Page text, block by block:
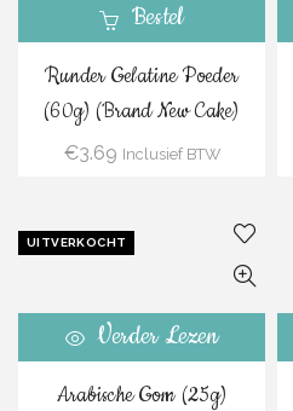
Bestel
Runder Gelatine Poeder
(60g) (Brand New Cake)
€3.69 Inclusief BTW
UITVERKOCHT
Verder Lezen
Arabische Gom (25g)